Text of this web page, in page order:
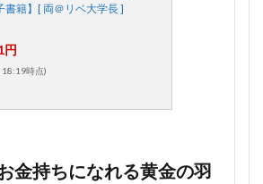
書籍】[ 両＠リベ大学長 ]
円
時点)
金持ちになれる黄金の羽